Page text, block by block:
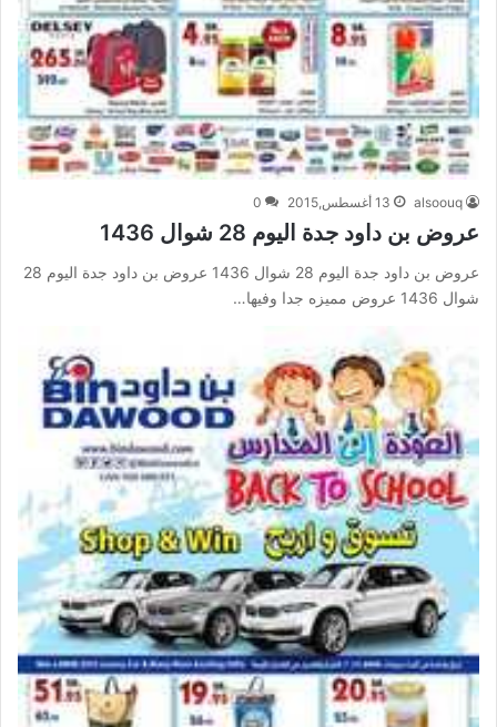
alsoouq 13 أغسطس,2015 0
عروض بن داود جدة اليوم 28 شوال 1436
عروض بن داود جدة اليوم 28 شوال 1436 عروض بن داود جدة اليوم 28
شوال 1436 عروض مميزه جدا وفيها…